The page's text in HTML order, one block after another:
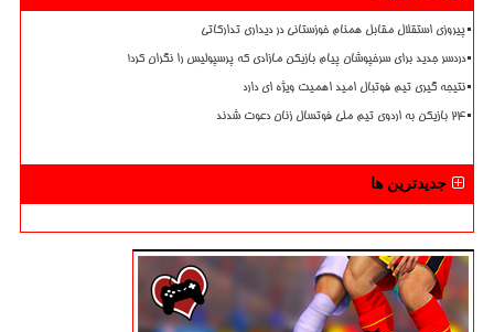
پیروزی استقلال مقابل همنام خوزستانی در دیداری تدارکاتی
دردسر جدید برای سرخپوشان پیام بازیکن مازادی که پرسپولیس را نگران کرد!
نتیجه گیری تیم فوتبال امید اهمیت ویژه ای دارد
۲۴ بازیکن به اردوی تیم ملی فوتسال زنان دعوت شدند
جدیدترین ها